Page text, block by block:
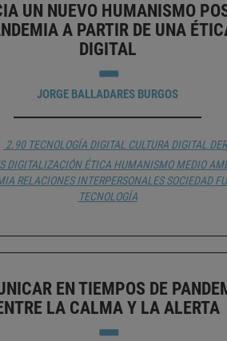
UN NUEVO HUMANISMO
A PARTIR DE UNA
DIGITAL
JORGE BALLADARES BURGOS
2.90 TECNOLOGÍA DIGITAL CULTURA DIGITAL
DIGITALIZACIÓN ÉTICA HUMANISMO MEDIO
RELACIONES INTERPERSONALES SOCIEDAD
TECNOLOGÍA
EN TIEMPOS DE
LA CALMA Y LA ALERTA